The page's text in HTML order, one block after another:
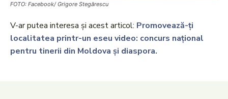
FOTO: Facebook/ Grigore Stegărescu
V-ar putea interesa și acest articol: Promovează-ți
localitatea printr-un eseu video: concurs național
pentru tinerii din Moldova și diaspora.